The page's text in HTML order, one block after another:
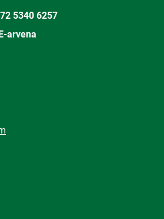
5340 6257
arvena